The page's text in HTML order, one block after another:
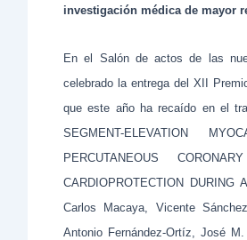
investigación médica de mayor
En el Salón de actos de las
celebrado la entrega del XII
que este año ha recaído en el
SEGMENT-ELEVATION
PERCUTANEOUS
CARDIOPROTECTION DURING
Carlos Macaya, Vicente
Antonio Fernández-Ortíz, José